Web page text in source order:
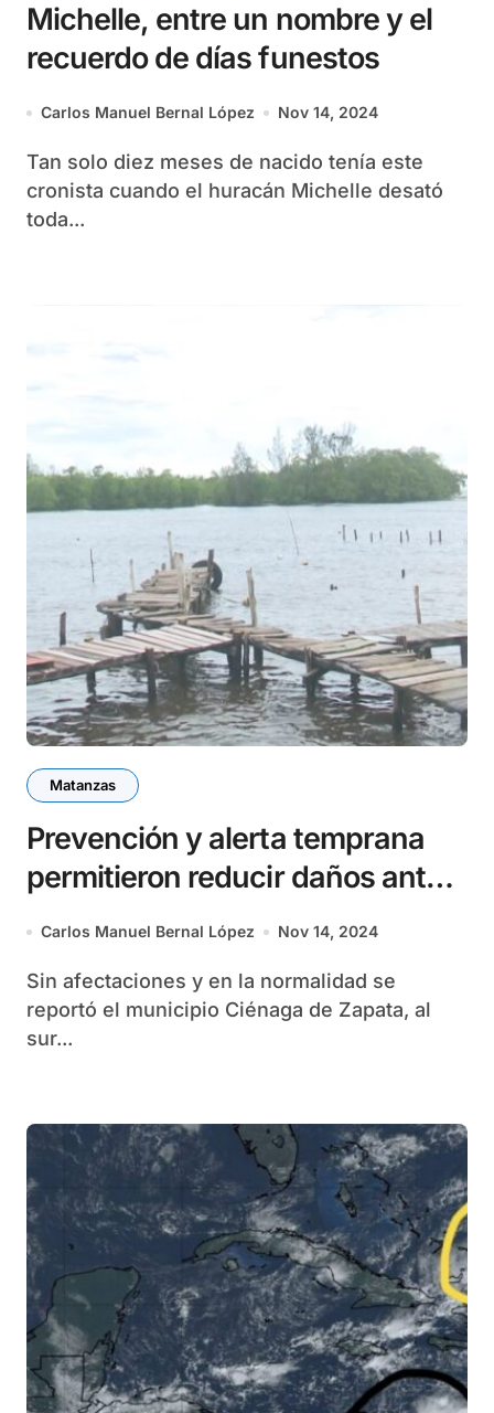
Michelle, entre un nombre y el
recuerdo de días funestos
Carlos Manuel Bernal López Nov 14, 2024
Tan solo diez meses de nacido tenía este
cronista cuando el huracán Michelle desató
toda...
Matanzas
Prevención y alerta temprana
permitieron reducir daños ante
huracán Rafael
Carlos Manuel Bernal López Nov 14, 2024
Sin afectaciones y en la normalidad se
reportó el municipio Ciénaga de Zapata, al
sur...